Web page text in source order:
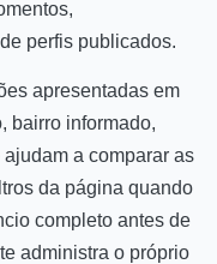
perfis publicados.
apresentadas em
bairro informado,
a comparar as
da página quando
completo antes de
administra o próprio